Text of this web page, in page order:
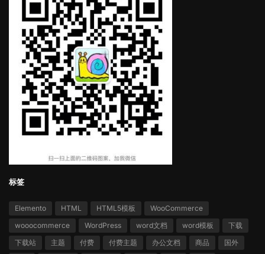
标签
Elemento HTML HTML5模板
WooCommerce
wooocommerce
WordPress word文档 word模板
下载
下载站
主题 付费 付费主题 办公文档 商品 国外